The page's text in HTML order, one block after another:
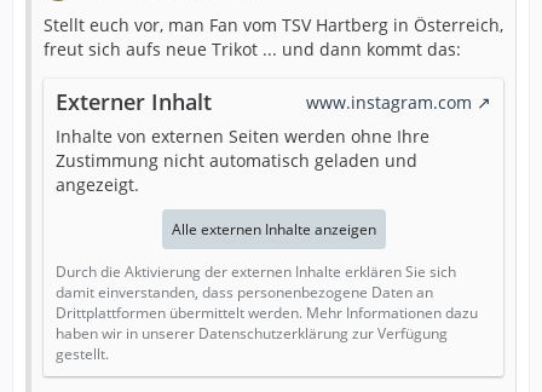
Stellt euch vor, man Fan vom TSV Hartberg in Österreich,
freut sich aufs neue Trikot ... und dann kommt das:
Externer Inhalt
www.instagram.com
Inhalte von externen Seiten werden ohne Ihre
Zustimmung nicht automatisch geladen und
angezeigt.
Alle externen Inhalte anzeigen
Durch die Aktivierung der externen Inhalte erklären Sie sich
damit einverstanden, dass personenbezogene Daten an
Drittplattformen übermittelt werden. Mehr Informationen dazu
haben wir in unserer Datenschutzerklärung zur Verfügung
gestellt.